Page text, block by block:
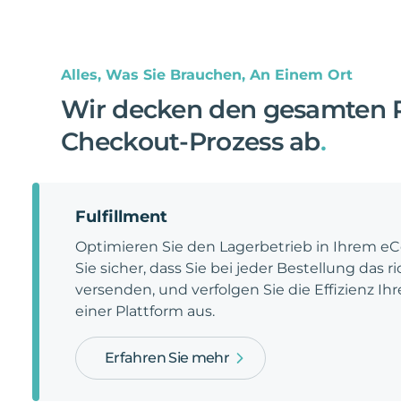
Alles, Was Sie Brauchen, An Einem Ort
Wir decken den gesamten
Checkout-Prozess ab.
Fulfillment
Optimieren Sie den Lagerbetrieb in Ihrem
Sie sicher, dass Sie bei jeder Bestellung das
versenden, und verfolgen Sie die Effizienz
einer Plattform aus.
Erfahren Sie mehr